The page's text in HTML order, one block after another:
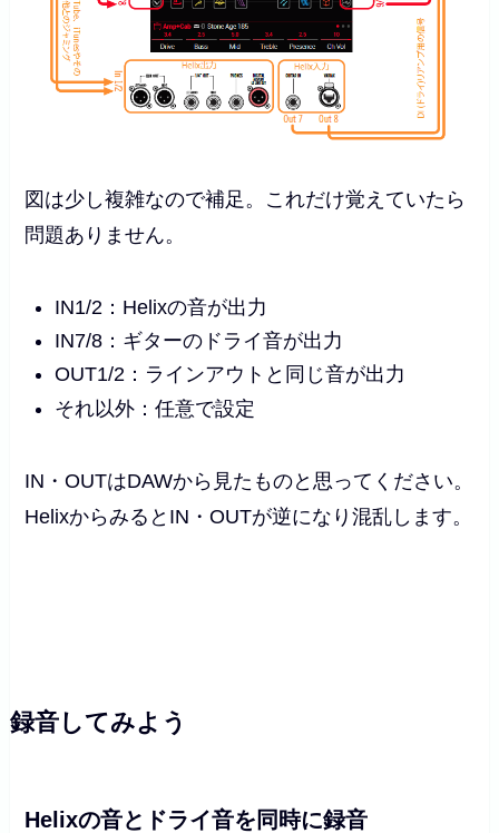
図は少し複雑なので補足。これだけ覚えていたら
問題ありません。
IN1/2：Helixの音が出力
IN7/8：ギターのドライ音が出力
OUT1/2：ラインアウトと同じ音が出力
それ以外：任意で設定
IN・OUTはDAWから見たものと思ってください。
HelixからみるとIN・OUTが逆になり混乱します。
録音してみよう
Helixの音とドライ音を同時に録音